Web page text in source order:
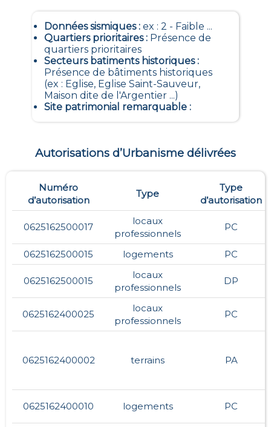
Données sismiques: ex : 2 - Faible ...
Quartiers prioritaires: Présence de
quartiers prioritaires
Secteurs batiments historiques:
Présence de bâtiments historiques
(ex : Eglise, Eglise Saint-Sauveur,
Maison dite de l'Argentier ...)
Site patrimonial remarquable:
Autorisations d’Urbanisme délivrées
Numéro
d’autorisation
Type
Type
d’autorisation
0625162500017
locaux
professionnels
PC
0625162500015 logements PC
0625162500015
locaux
professionnels
DP
0625162400025
locaux
professionnels
PC
0625162400002 terrains PA
0625162400010 logements PC